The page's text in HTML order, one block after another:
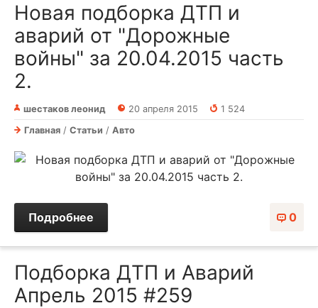
Новая подборка ДТП и
аварий от "Дорожные
войны" за 20.04.2015 часть
2.
шестаков леонид 20 апреля 2015
1 524
Главная / Статьи / Авто
0
Подробнее
Подборка ДТП и Аварий
Апрель 2015 #259